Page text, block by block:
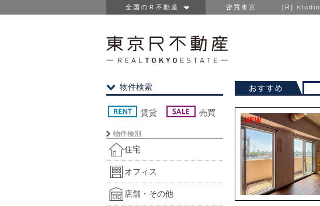
全国のＲ不動産 密買東京 [R] studio
物件検索
賃貸 売買
物件種別
住宅
オフィス
店舗・その他